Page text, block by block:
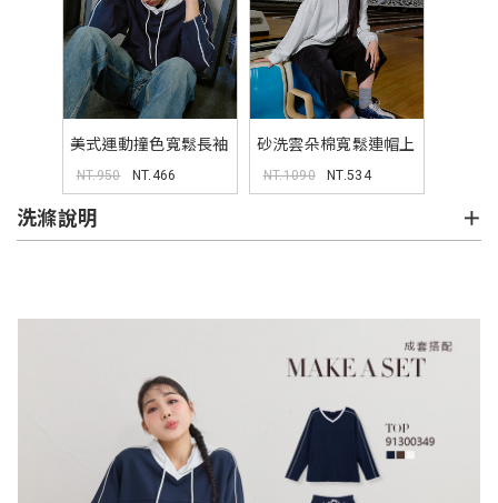
美式運動撞色寬鬆長袖
上衣 (unisex)
NT.950 NT.466
砂洗雲朵棉寬鬆連帽上
衣 (unisex)
NT.1090 NT.534
洗滌說明